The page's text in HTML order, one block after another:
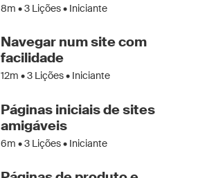
8m •3 Lições • Iniciante
Navegar num site com
facilidade
12m •3 Lições • Iniciante
Páginas iniciais de sites
amigáveis
6m •3 Lições • Iniciante